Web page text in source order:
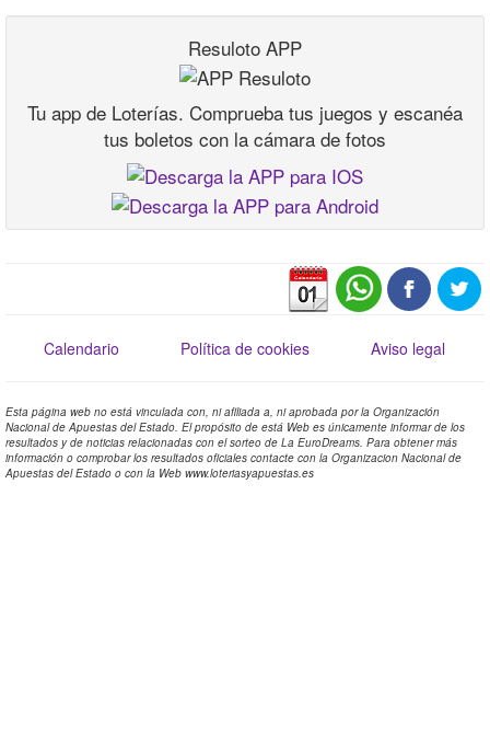
Resuloto APP
Tu app de Loterías. Comprueba tus juegos y escanéa
tus boletos con la cámara de fotos
Calendario Política de cookies Aviso legal
Esta página web no está vinculada con, ni afiliada a, ni aprobada por la Organización
Nacional de Apuestas del Estado. El propósito de está Web es únicamente informar de los
resultados y de noticias relacionadas con el sorteo de La EuroDreams. Para obtener más
información o comprobar los resultados oficiales contacte con la Organizacion Nacional de
Apuestas del Estado o con la Web www.loteriasyapuestas.es